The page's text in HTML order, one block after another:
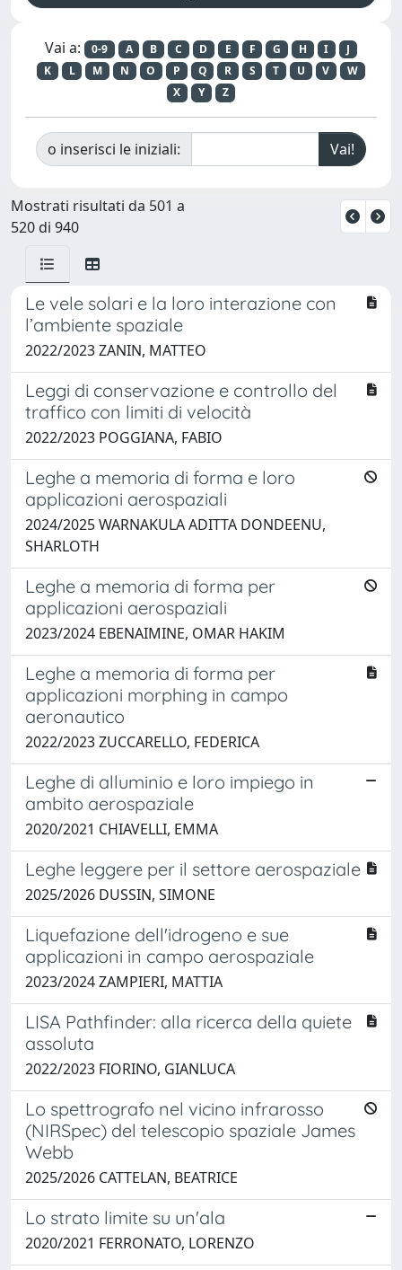
Vai a: 0-9 A B C D E F G H I
J
K
L M N O P Q R S T U V
W
X
Y Z
o inserisci le iniziali:
Mostrati risultati da 501 a
520 di 940
Le vele solari e la loro interazione con
l’ambiente spaziale
2022/2023 ZANIN, MATTEO
Leggi di conservazione e controllo del
traffico con limiti di velocità
2022/2023 POGGIANA, FABIO
Leghe a memoria di forma e loro
applicazioni aerospaziali
2024/2025 WARNAKULA ADITTA DONDEENU,
SHARLOTH
Leghe a memoria di forma per
applicazioni aerospaziali
2023/2024 EBENAIMINE, OMAR HAKIM
Leghe a memoria di forma per
applicazioni morphing in campo
aeronautico
2022/2023 ZUCCARELLO, FEDERICA
Leghe di alluminio e loro impiego in
ambito aerospaziale
2020/2021 CHIAVELLI, EMMA
Leghe leggere per il settore aerospaziale
2025/2026 DUSSIN, SIMONE
Liquefazione dell'idrogeno e sue
applicazioni in campo aerospaziale
2023/2024 ZAMPIERI, MATTIA
LISA Pathfinder: alla ricerca della quiete
assoluta
2022/2023 FIORINO, GIANLUCA
Lo spettrografo nel vicino infrarosso
(NIRSpec) del telescopio spaziale James
Webb
2025/2026 CATTELAN, BEATRICE
Lo strato limite su un'ala
2020/2021 FERRONATO, LORENZO